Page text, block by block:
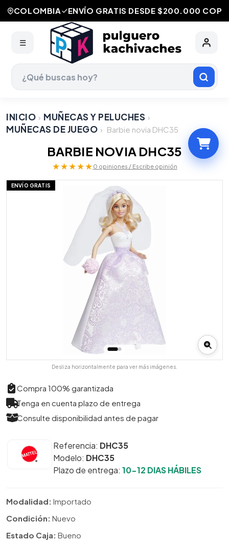
COLOMBIA ENVÍO GRATIS DESDE $200.000 COP
☰
INICIO › MUÑECAS Y PELUCHES ›
MUÑECAS DE JUEGO › Barbie novia DHC35
BARBIE NOVIA DHC35
★★★★★ 0 opiniones / Escribe opinión
ENVÍO GRATIS
Desliza horizontalmente para ver más imágenes.
Compra 100% garantizada
Tenga en cuenta plazo de entrega
Consulte disponibilidad antes de pagar
Referencia: DHC35
Modelo: DHC35
Plazo de entrega: 10-12 DIAS HÁBILES
Modalidad: Importado
Condición: Nuevo
Estado Caja: Bueno